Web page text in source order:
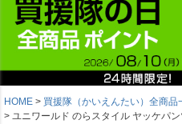
HOME
買援隊（かいえんたい）全商品
ユニワールド のらスタイル ヤッケパ